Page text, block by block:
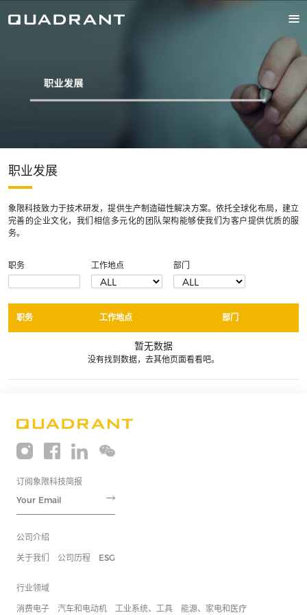
职业发展
象限科技致力于技术研发，提供生产制造磁性解决方案。依托全球化布局，建立
完善的企业文化，我们相信多元化的团队架构能够使我们为客户提供优质的服
务。
职务 工作地点 部门
职务 工作地点 部门
暂无数据
没有找到数据，去其他页面看看吧。
订阅象限科技简报
公司介绍
关于我们
公司历程 ESG
行业领域
消费电子
汽车和电动机 工业系统、工具 能源、家电和医疗